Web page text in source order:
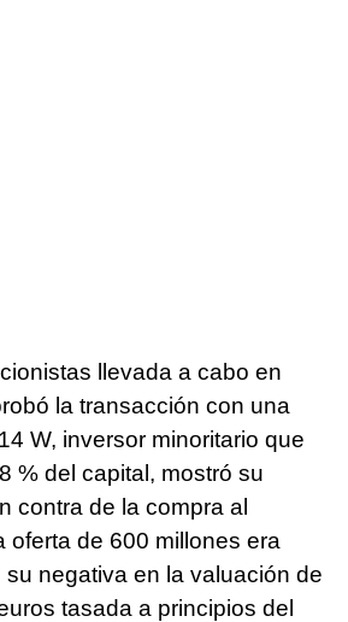
llevada a cabo en
la transacción con una
W, inversor minoritario que
% del capital, mostró su
contra de la compra al
oferta de 600 millones era
negativa en la valuación de
tasada a principios del